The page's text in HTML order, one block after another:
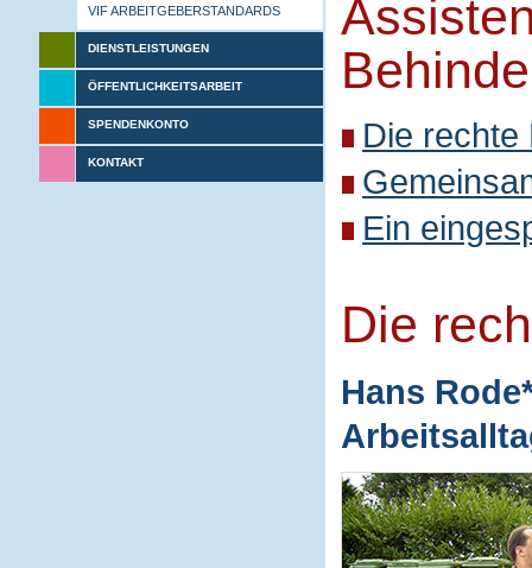
VIF ARBEITGEBERSTANDARDS
DIENSTLEISTUNGEN
ÖFFENTLICHKEITSARBEIT
SPENDENKONTO
KONTAKT
Die rechte
Ein
Die
Hans